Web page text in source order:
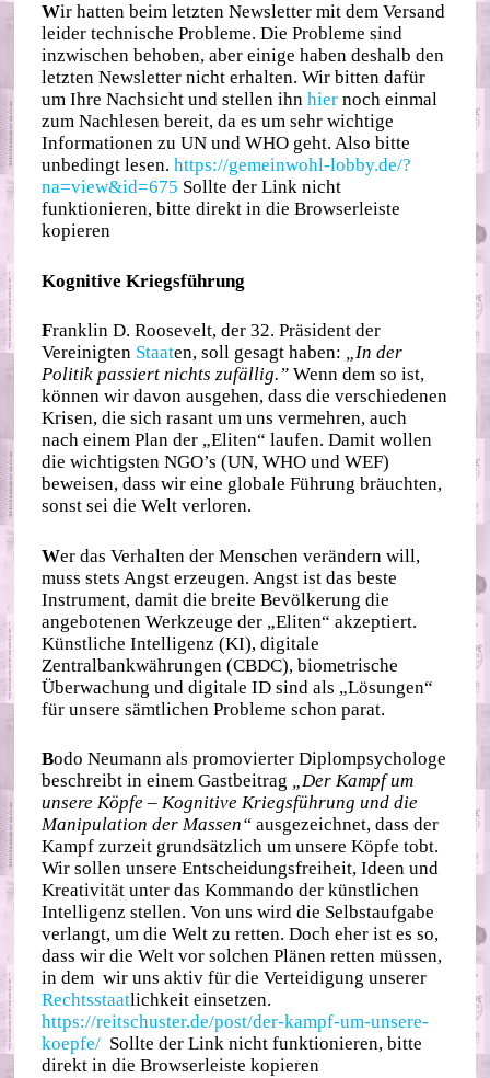
Wir hatten beim letzten Newsletter mit dem Versand
leider technische Probleme. Die Probleme sind
inzwischen behoben, aber einige haben deshalb den
letzten Newsletter nicht erhalten. Wir bitten dafür
um Ihre Nachsicht und stellen ihnhiernoch einmal
zum Nachlesen bereit, da es um sehr wichtige
Informationen zu UN und WHO geht. Also bitte
unbedingt lesen.https://gemeinwohl-lobby.de/?
na=view&id=675 Sollte der Link nicht
funktionieren, bitte direkt in die Browserleiste
kopieren
Kognitive Kriegsführung
Franklin D. Roosevelt, der 32. Präsident der
Vereinigten Staaten, soll gesagt haben: „In der
Politik passiert nichts zufällig.” Wenn dem so ist,
können wir davon ausgehen, dass die verschiedenen
Krisen, die sich rasant um uns vermehren, auch
nach einem Plan der „Eliten“ laufen. Damit wollen
die wichtigsten NGO’s (UN, WHO und WEF)
beweisen, dass wir eine globale Führung bräuchten,
sonst sei die Welt verloren.
Wer das Verhalten der Menschen verändern will,
muss stets Angst erzeugen. Angst ist das beste
Instrument, damit die breite Bevölkerung die
angebotenen Werkzeuge der „Eliten“ akzeptiert.
Künstliche Intelligenz (KI), digitale
Zentralbankwährungen (CBDC), biometrische
Überwachung und digitale ID sind als „Lösungen“
für unsere sämtlichen Probleme schon parat.
Bodo Neumann als promovierter Diplompsychologe
beschreibt in einem Gastbeitrag „Der Kampf um
unsere Köpfe – Kognitive Kriegsführung und die
Manipulation der Massen“ ausgezeichnet, dass der
Kampf zurzeit grundsätzlich um unsere Köpfe tobt.
Wir sollen unsere Entscheidungsfreiheit, Ideen und
Kreativität unter das Kommando der künstlichen
Intelligenz stellen. Von uns wird die Selbstaufgabe
verlangt, um die Welt zu retten. Doch eher ist es so,
dass wir die Welt vor solchen Plänen retten müssen,
in dem wir uns aktiv für die Verteidigung unserer
Rechtsstaatlichkeit einsetzen.
https://reitschuster.de/post/der-kampf-um-unsere-
koepfe/ Sollte der Link nicht funktionieren, bitte
direkt in die Browserleiste kopieren